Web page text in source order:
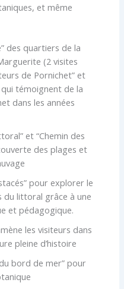
et même
des quartiers de la
(2 visites
de Pornichet” et
témoignent de la
dans les années
et “Chemin des
des plages et
pour explorer le
du littoral grâce à une
et pédagogique.
les visiteurs dans
pleine d’histoire
bord de mer” pour